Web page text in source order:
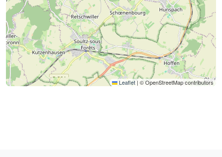
Leaflet | © OpenStreetMap contributors